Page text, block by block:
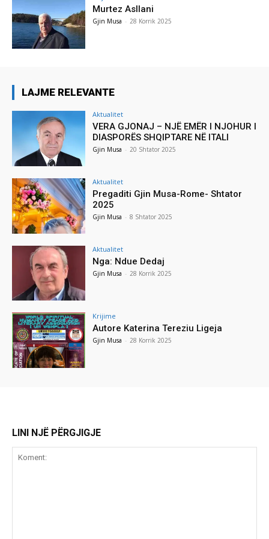
Murtez Asllani
Gjin Musa - 28 Korrik 2025
LAJME RELEVANTE
Aktualitet
VERA GJONAJ – NJË EMËR I NJOHUR I
DIASPORËS SHQIPTARE NË ITALI
Gjin Musa - 20 Shtator 2025
Aktualitet
Pregaditi Gjin Musa-Rome- Shtator
2025
Gjin Musa - 8 Shtator 2025
Aktualitet
Nga: Ndue Dedaj
Gjin Musa - 28 Korrik 2025
Krijime
Autore Katerina Tereziu Ligeja
Gjin Musa - 28 Korrik 2025
LINI NJË PËRGJIGJE